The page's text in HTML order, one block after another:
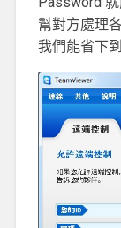
幫對方處理
我們能省下